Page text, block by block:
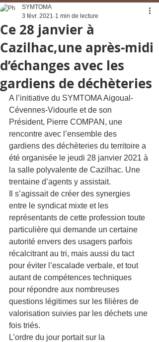
Ce 28 janvier à
Cazilhac,une après-midi
d’échanges avec les
gardiens de déchèteries
SYMTOMA
3 févr. 2021 1 min de lecture
A l’initiative du SYMTOMA Aigoual-
Cévennes-Vidourle et de son
Président, Pierre COMPAN, une
rencontre avec l’ensemble des
gardiens des déchèteries du territoire a
été organisée le jeudi 28 janvier 2021 à
la salle polyvalente de Cazilhac. Une
trentaine d’agents y assistait.
Il s’agissait de créer des synergies
entre le syndicat mixte et les
représentants de cette profession toute
particulière qui demande un certaine
autorité envers des usagers parfois
récalcitrant au tri, mais aussi du tact
pour éviter l’escalade verbale, et tout
autant de compétences techniques
pour répondre aux nombreuses
questions légitimes sur les filières de
valorisation suivies par les déchets une
fois triés.
L’ordre du jour portait sur la